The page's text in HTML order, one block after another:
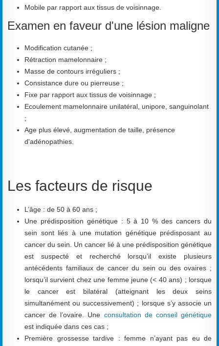
Mobile par rapport aux tissus de voisinnage.
Examen en faveur d'une lésion maligne
Modification cutanée ;
Rétraction mamelonnaire ;
Masse de contours irréguliers ;
Consistance dure ou pierreuse ;
Fixe par rapport aux tissus de voisinnage ;
Ecoulement mamelonnaire unilatéral, unipore, sanguinolant
;
Age plus élevé, augmentation de taille, présence
d'adénopathies.
Les facteurs de risque
L’âge : de 50 à 60 ans ;
Une prédisposition génétique : 5 à 10 % des cancers du
sein sont liés à une mutation génétique prédisposant au
cancer du sein. Un cancer lié à une prédisposition génétique
est suspecté et recherché lorsqu’il existe plusieurs
antécédents familiaux de cancer du sein ou des ovaires ;
lorsqu’il survient chez une femme jeune (< 40 ans) ; lorsque
le cancer est bilatéral (atteignant les deux seins
simultanément ou successivement) ; lorsque s’y associe un
cancer de l’ovaire. Une consultation de conseil génétique
est indiquée dans ces cas ;
Première grossesse tardive : femme n’ayant pas eu de